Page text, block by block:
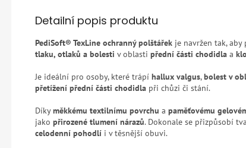
Detailní popis produktu
PediSoft® TexLine ochranný polštářek je navržen tak, aby
tlaku, otlaků a bolesti v oblasti přední části chodidla a
Je ideální pro osoby, které trápí hallux valgus,bolest v
přetížení přední části chodidla při chůzi či stání.
Díkyměkkému textilnímu povrchu a paměťovému
jako přirozené tlumení nárazů. Dokonale se přizpůsobí
celodenní pohodlí i v těsnější obuvi.